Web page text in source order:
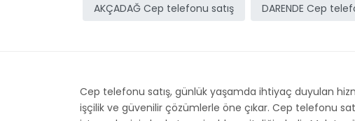
AKÇADAĞ Cep telefonu satış DARENDE Cep
Cep telefonu satış, günlük yaşamda ihtiyaç duyulan
işçilik ve güvenilir çözümlerle öne çıkar. Cep telefonu